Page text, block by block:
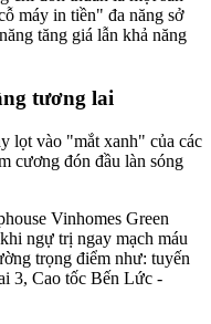
máy in tiền" đa năng sở
tăng giá lẫn khả năng
tương lai
lọt vào "mắt xanh" của các
cương đón đầu làn sóng
Vinhomes Green
ngự trị ngay mạch máu
trọng điểm như: tuyến
3, Cao tốc Bến Lức -